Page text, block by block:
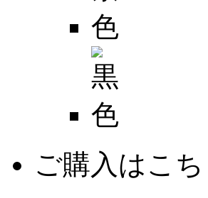
ご購入はこ